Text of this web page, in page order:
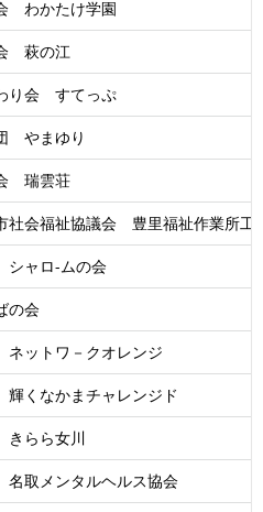
わかたけ学園
萩の江
り会 すてっぷ
やまゆり
瑞雲荘
会福祉協議会 豊里福祉作業所工
ャロ-ムの会
の会
ットワ－クオレンジ
くなかまチャレンジド
らら女川
取メンタルヘルス協会